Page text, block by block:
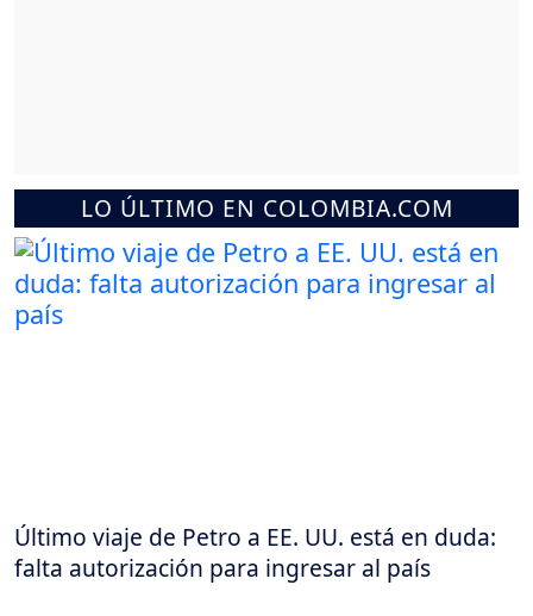
LO ÚLTIMO EN COLOMBIA.COM
Último viaje de Petro a EE. UU. está en duda:
falta autorización para ingresar al país